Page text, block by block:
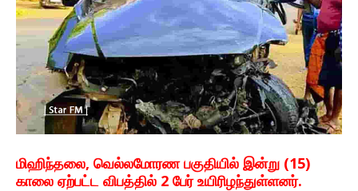
மிஹிந்தலை, வெல்லமோரண பகுதியில் இன்று (15)
காலை ஏற்பட்ட விபத்தில் 2 பேர் உயிரிழந்துள்ளனர்.